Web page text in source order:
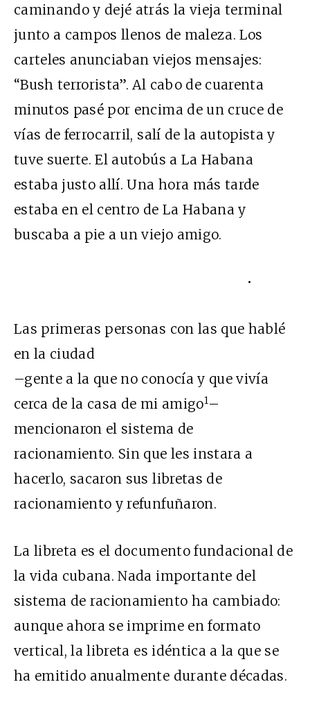
caminando y dejé atrás la vieja terminal
junto a campos llenos de maleza. Los
carteles anunciaban viejos mensajes:
“Bush terrorista”. Al cabo de cuarenta
minutos pasé por encima de un cruce de
vías de ferrocarril, salí de la autopista y
tuve suerte. El autobús a La Habana
estaba justo allí. Una hora más tarde
estaba en el centro de La Habana y
buscaba a pie a un viejo amigo.
•
Las primeras personas con las que hablé
en la ciudad
–gente a la que no conocía y que vivía
cerca de la casa de mi amigo1–
mencionaron el sistema de
racionamiento. Sin que les instara a
hacerlo, sacaron sus libretas de
racionamiento y refunfuñaron.
La libreta es el documento fundacional de
la vida cubana. Nada importante del
sistema de racionamiento ha cambiado:
aunque ahora se imprime en formato
vertical, la libreta es idéntica a la que se
ha emitido anualmente durante décadas.